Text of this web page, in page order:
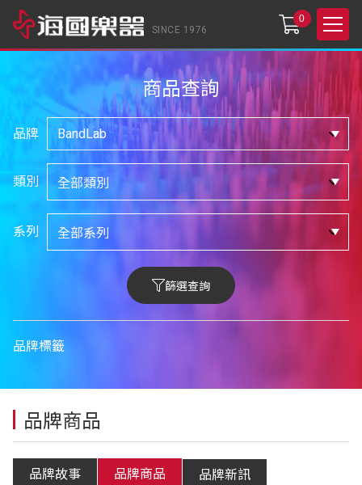
SINCE 1976
0
商品查詢
品牌
類別
系列
篩選查詢
品牌標籤
品牌商品
品牌故事 品牌商品 品牌新訊